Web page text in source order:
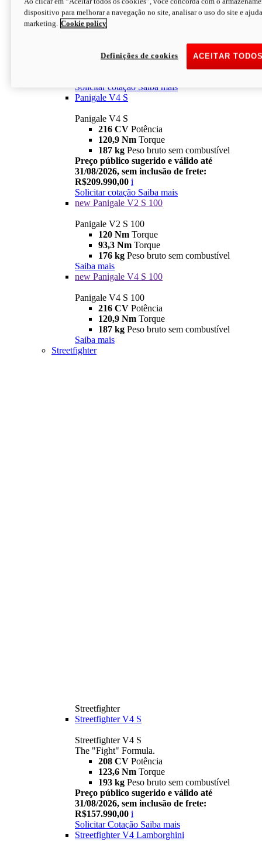
Panigale V4
216 CV
Peso bruto sem combustível
Preço público sugerido e válido até
Solicitar cotação Saiba mais
Panigale V4 S
Panigale V4 S
216 CV Potência
120,9 Nm Torque
187 kg Peso bruto sem combustível
Preço público sugerido e válido até
31/08/2026, sem inclusão de frete:
R$209.990,00 i
Solicitar cotação Saiba mais
new Panigale V2 S 100
Panigale V2 S 100
120 Nm Torque
93,3 Nm Torque
176 kg Peso bruto sem combustível
Saiba mais
new Panigale V4 S 100
Panigale V4 S 100
216 CV Potência
120,9 Nm Torque
187 kg Peso bruto sem combustível
Saiba mais
Streetfighter
Streetfighter
Streetfighter V4 S
Streetfighter V4 S
The "Fight" Formula.
208 CV Potência
123,6 Nm Torque
193 kg Peso bruto sem combustível
Preço público sugerido e válido até
31/08/2026, sem inclusão de frete:
R$157.990,00 i
Solicitar Cotação Saiba mais
Streetfighter V4 Lamborghini
dispositivo para melhorar a navegação no site, analisar o uso do site e
marketing. Cookie policy
ACEITAR
Definições de cookies